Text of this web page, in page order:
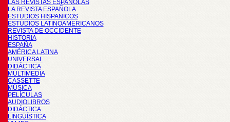
LAS REVISTAS ESPANOLAS
LA REVISTA ESPAÑOLA
ESTUDIOS HISPANICOS
ESTUDIOS LATINOAMERICANOS
REVISTA DE OCCIDENTE
HISTORIA
ESPAÑA
AMÉRICA LATINA
UNIVERSAL
DIDÁCTICA
MULTIMEDIA
CASSETTE
MÚSICA
PELÍCULAS
AUDIOLIBROS
DIDÁCTICA
LINGÜÍSTICA